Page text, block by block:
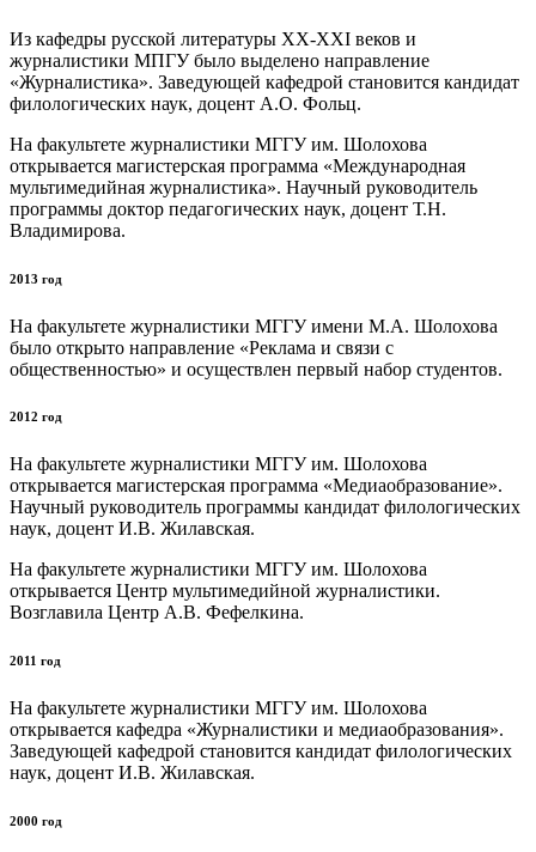
Из кафедры русской литературы ХХ-ХХI веков и
журналистики МПГУ было выделено направление
«Журналистика». Заведующей кафедрой становится кандидат
филологических наук, доцент А.О. Фольц.
На факультете журналистики МГГУ им. Шолохова
открывается магистерская программа «Международная
мультимедийная журналистика». Научный руководитель
программы доктор педагогических наук, доцент Т.Н.
Владимирова.
2013 год
На факультете журналистики МГГУ имени М.А. Шолохова
было открыто направление «Реклама и связи с
общественностью» и осуществлен первый набор студентов.
2012 год
На факультете журналистики МГГУ им. Шолохова
открывается магистерская программа «Медиаобразование».
Научный руководитель программы кандидат филологических
наук, доцент И.В. Жилавская.
На факультете журналистики МГГУ им. Шолохова
открывается Центр мультимедийной журналистики.
Возглавила Центр А.В. Фефелкина.
2011 год
На факультете журналистики МГГУ им. Шолохова
открывается кафедра «Журналистики и медиаобразования».
Заведующей кафедрой становится кандидат филологических
наук, доцент И.В. Жилавская.
2000 год